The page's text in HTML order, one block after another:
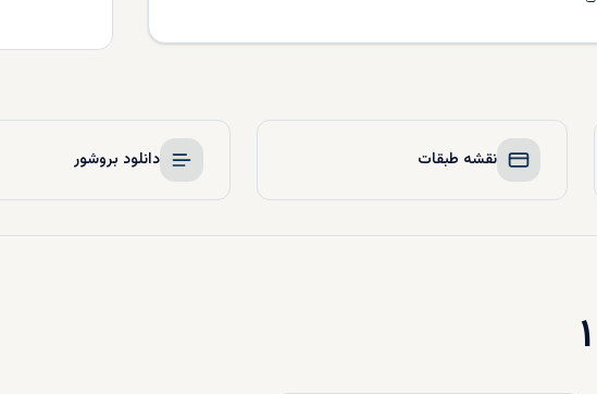
نقشه طبقات دانلود بروشور